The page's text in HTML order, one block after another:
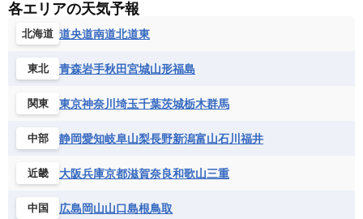
各エリアの天気予報
北海道 道央道南道北道東
東北 青森岩手秋田宮城山形福島
関東 東京神奈川 埼玉千葉茨城栃木群馬
中部 静岡愛知岐阜山梨長野新潟富山石川 福井
近畿 大阪兵庫京都滋賀奈良和歌山三重
中国 広島岡山山口島根鳥取